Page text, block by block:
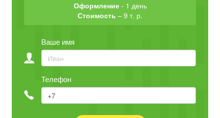
Оформление- 1 день
Стоимость – 9 т. р.
Ваше имя
Телефон